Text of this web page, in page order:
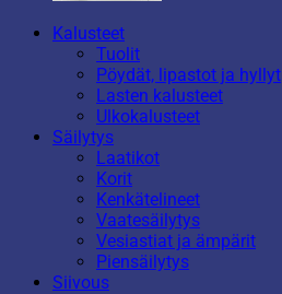
Kalusteet
Tuolit
Pöydät, lipastot ja hyllyt
Lasten kalusteet
Ulkokalusteet
Säilytys
Laatikot
Korit
Kenkätelineet
Vaatesäilytys
Vesiastiat ja ämpärit
Piensäilytys
Siivous